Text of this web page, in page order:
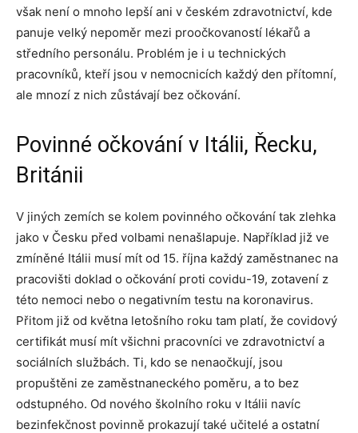
však není o mnoho lepší ani v českém zdravotnictví, kde
panuje velký nepoměr mezi proočkovaností lékařů a
středního personálu. Problém je i u technických
pracovníků, kteří jsou v nemocnicích každý den přítomní,
ale mnozí z nich zůstávají bez očkování.
Povinné očkování v Itálii, Řecku,
Británii
V jiných zemích se kolem povinného očkování tak zlehka
jako v Česku před volbami nenašlapuje. Například již ve
zmíněné Itálii musí mít od 15. října každý zaměstnanec na
pracovišti doklad o očkování proti covidu-19, zotavení z
této nemoci nebo o negativním testu na koronavirus.
Přitom již od května letošního roku tam platí, že covidový
certifikát musí mít všichni pracovníci ve zdravotnictví a
sociálních službách. Ti, kdo se nenaočkují, jsou
propuštěni ze zaměstnaneckého poměru, a to bez
odstupného. Od nového školního roku v Itálii navíc
bezinfekčnost povinně prokazují také učitelé a ostatní